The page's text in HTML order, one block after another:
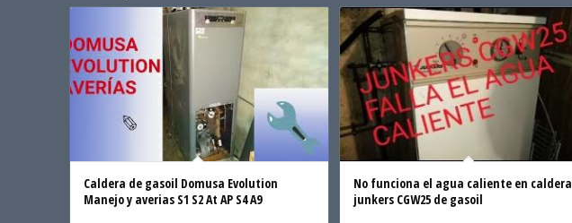
Caldera de gasoil Domusa Evolution
Manejo y averias S1 S2 At AP S4 A9
No funciona el agua caliente en caldera
junkers CGW25 de gasoil